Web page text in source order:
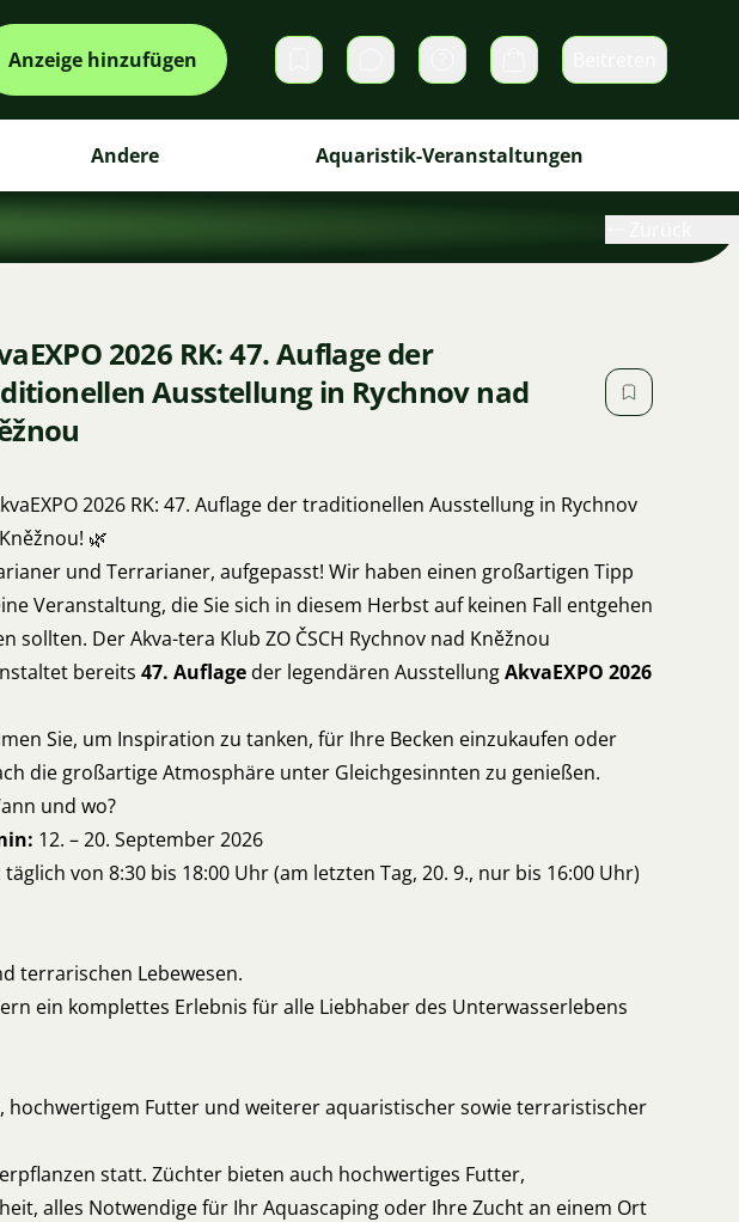
Anzeige hinzufügen DirektnachrichtenWarenkorb
Andere Aquaristik-Veranstaltungen
2026 RK: 47. Auflage der
Ausstellung in Rychnov nad
2026 RK: 47. Auflage der traditionellen Ausstellung in Rychnov
🌿
und Terrarianer, aufgepasst! Wir haben einen großartigen Tipp
Veranstaltung, die Sie sich in diesem Herbst auf keinen Fall entgehen
sollten. Der Akva-tera Klub ZO ČSCH Rychnov nad Kněžnou
bereits 47. Auflage der legendären AusstellungAkvaEXPO 2026
Sie, um Inspiration zu tanken, für Ihre Becken einzukaufen oder
die großartige Atmosphäre unter Gleichgesinnten zu genießen.
und wo?
12. – 20. September 2026
täglich von 8:30 bis 18:00 Uhr (am letzten Tag, 20. 9., nur bis 16:00 Uhr)
terrarischen Lebewesen.
ein komplettes Erlebnis für alle Liebhaber des Unterwasserlebens
hochwertigem Futter und weiterer aquaristischer sowie terraristischer
statt. Züchter bieten auch hochwertiges Futter,
alles Notwendige für Ihr Aquascaping oder Ihre Zucht an einem Ort